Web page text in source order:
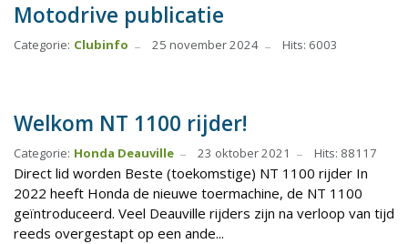
Motodrive publicatie
Categorie: Clubinfo 25 november 2024 Hits: 6003
Welkom NT 1100 rijder!
Categorie: Honda Deauville 23 oktober 2021 Hits: 88117
Direct lid worden Beste (toekomstige) NT 1100 rijder In
2022 heeft Honda de nieuwe toermachine, de NT 1100
geïntroduceerd. Veel Deauville rijders zijn na verloop van tijd
reeds overgestapt op een ande...